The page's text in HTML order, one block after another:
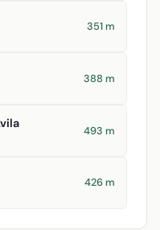
351 m
388 m
493 m
426 m